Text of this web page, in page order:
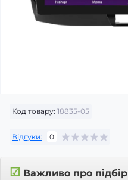
Код товару: 18835-05
Відгуки: 0
☑ Важливо про підбір